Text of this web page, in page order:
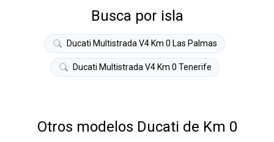
Busca por isla
Ducati Multistrada V4 Km 0 Las Palmas
Ducati Multistrada V4 Km 0 Tenerife
Otros modelos Ducati de Km 0